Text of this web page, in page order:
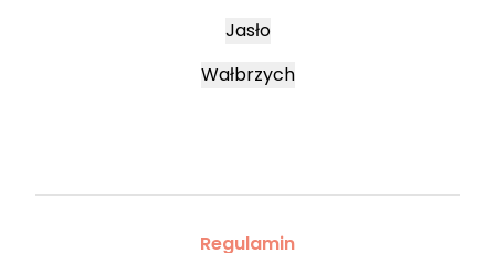
Jasło
Wałbrzych
Regulamin